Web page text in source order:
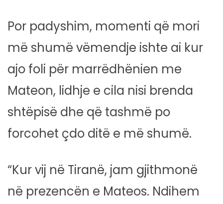
Por padyshim, momenti që mori
më shumë vëmendje ishte ai kur
ajo foli për marrëdhënien me
Mateon, lidhje e cila nisi brenda
shtëpisë dhe që tashmë po
forcohet çdo ditë e më shumë.
“Kur vij në Tiranë, jam gjithmonë
në prezencën e Mateos. Ndihem